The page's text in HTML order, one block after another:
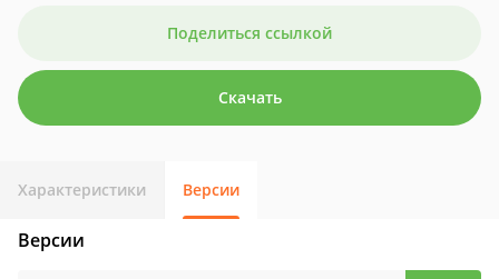
Поделиться ссылкой
Скачать
Характеристики Версии
Версии